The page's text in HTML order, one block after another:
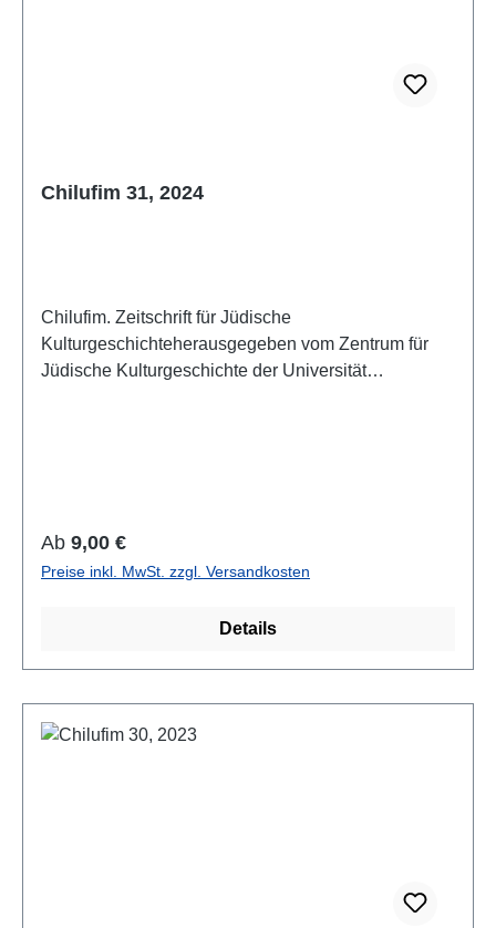
Chilufim 31, 2024
Chilufim. Zeitschrift für Jüdische
Kulturgeschichteherausgegeben vom Zentrum für
Jüdische Kulturgeschichte der Universität
Regulärer Preis:
Ab 9,00 €
Preise inkl. MwSt. zzgl. Versandkosten
Details